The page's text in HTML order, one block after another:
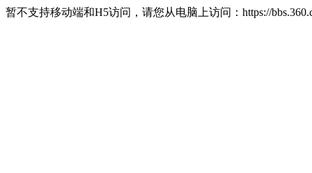
暂不支持移动端和H5访问，请您从电脑上访问：https://